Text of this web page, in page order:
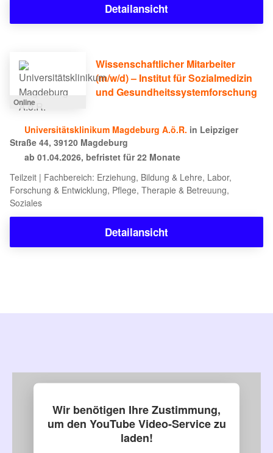
Detailansicht
Online
Wissenschaftlicher Mitarbeiter
(m/w/d) – Institut für Sozialmedizin
und Gesundheitssystemforschung
Universitätsklinikum Magdeburg A.ö.R. in Leipziger
Straße 44, 39120 Magdeburg
ab 01.04.2026, befristet für 22 Monate
Teilzeit | Fachbereich: Erziehung, Bildung & Lehre, Labor,
Forschung & Entwicklung, Pflege, Therapie & Betreuung,
Soziales
Detailansicht
Wir benötigen Ihre Zustimmung,
um den YouTube Video-Service zu
laden!